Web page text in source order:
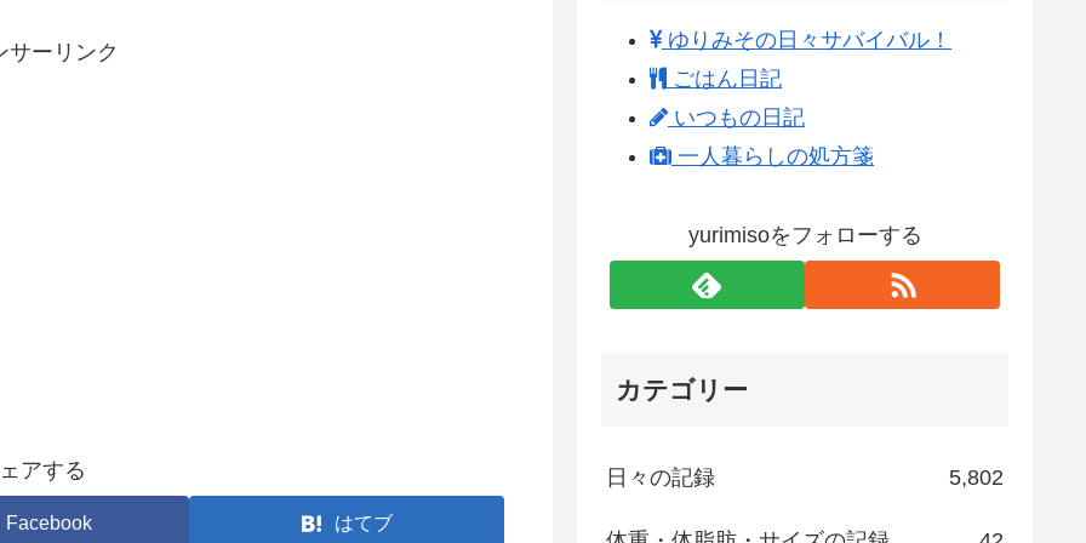
サーリンク
アする
Facebook はてブ
ゆりみその日々サバイバル！
ごはん日記
いつもの日記
一人暮らしの処方箋
yurimisoをフォローする
カテゴリー
日々の記録 5,802